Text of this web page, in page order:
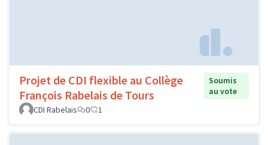
Projet de CDI flexible au Collège
François Rabelais de Tours
Soumis
au vote
CDI Rabelais
0 1